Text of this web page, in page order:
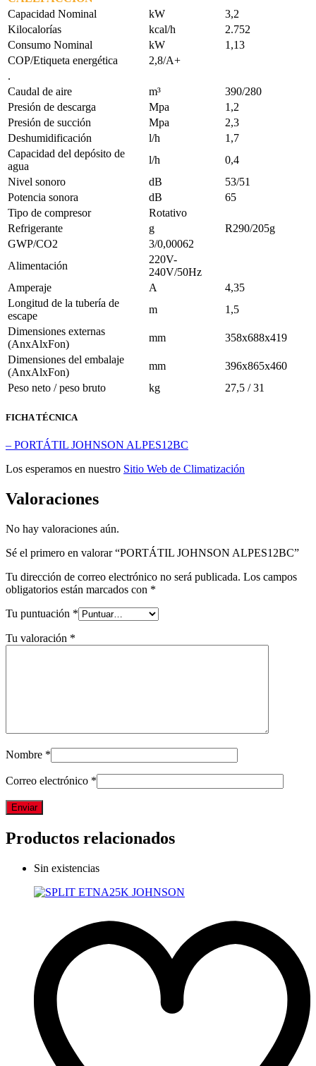
Capacidad Nominal
kW
3,2
Kilocalorías
kcal/h
2.752
Consumo Nominal
kW
1,13
COP/Etiqueta energética
2,8/A+
.
Caudal de aire
m³
390/280
Presión de descarga
Mpa
1,2
Presión de succión
Mpa
2,3
Deshumidificación
l/h
1,7
Capacidad del depósito de
agua
l/h
0,4
Nivel sonoro
dB
53/51
Potencia sonora
dB
65
Tipo de compresor
Rotativo
Refrigerante
g
R290/205g
GWP/CO2
3/0,00062
Alimentación
220V-
240V/50Hz
Amperaje
A
4,35
Longitud de la tubería de
escape
m
1,5
Dimensiones externas
(AnxAlxFon)
mm
358x688x419
Dimensiones del embalaje
(AnxAlxFon)
mm
396x865x460
Peso neto / peso bruto
kg 27,5 / 31
FICHA TÉCNICA
– PORTÁTIL JOHNSON ALPES12BC
Los esperamos en nuestro Sitio Web de Climatización
Valoraciones
No hay valoraciones aún.
Sé el primero en valorar “PORTÁTIL JOHNSON ALPES12BC”
Tu dirección de correo electrónico no será publicada. Los campos
obligatorios están marcados con *
Tu puntuación *
Tu valoración *
Nombre *
Correo electrónico *
Productos relacionados
Sin existencias